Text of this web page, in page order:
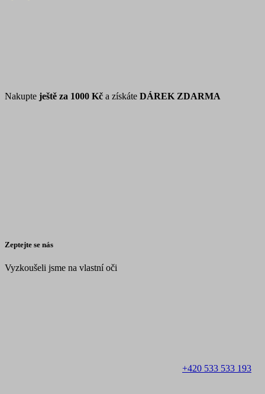
Nakupte ještě za 1000 Kč a získáte DÁREK ZDARMA
Zeptejte se nás
Vyzkoušeli jsme na vlastní oči
+420 533 533 193